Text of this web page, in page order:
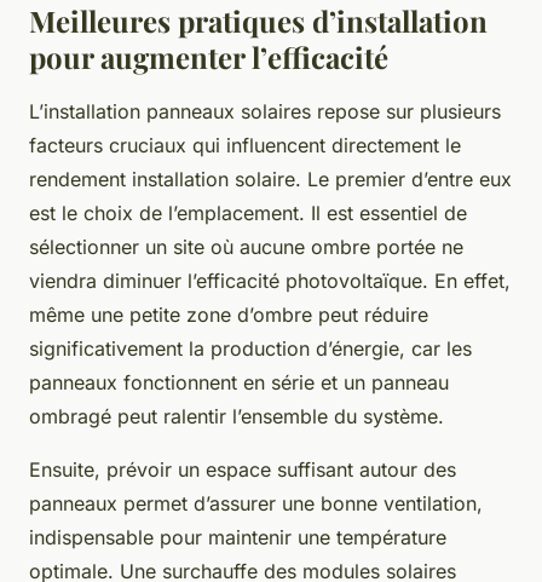
Meilleures pratiques d’installation
pour augmenter l’efficacité
L’installation panneaux solaires repose sur plusieurs
facteurs cruciaux qui influencent directement le
rendement installation solaire. Le premier d’entre eux
est le choix de l’emplacement. Il est essentiel de
sélectionner un site où aucune ombre portée ne
viendra diminuer l’efficacité photovoltaïque. En effet,
même une petite zone d’ombre peut réduire
significativement la production d’énergie, car les
panneaux fonctionnent en série et un panneau
ombragé peut ralentir l’ensemble du système.
Ensuite, prévoir un espace suffisant autour des
panneaux permet d’assurer une bonne ventilation,
indispensable pour maintenir une température
optimale. Une surchauffe des modules solaires